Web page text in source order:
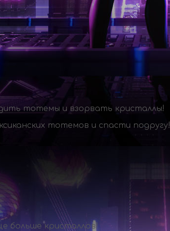
тотемы и взорвать кристаллы!
тотемов и спасти подругу!
больше кристаллов!